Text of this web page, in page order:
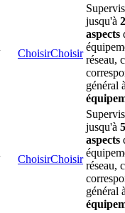
ChoisirChoisir
jusqu'à
aspects
réseau,
général
ChoisirChoisir
jusqu'à
aspects
réseau,
général